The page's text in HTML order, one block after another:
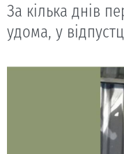
За кілька днів
удома, у